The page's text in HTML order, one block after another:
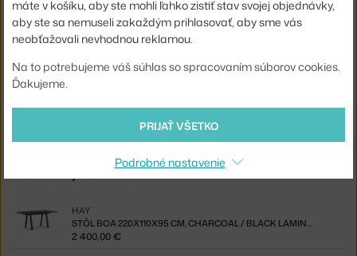
Kód produktu HAY-AE580-D404-AI43
Jste z Česka? Přejděte naStůl Boa 420x128x75 cm, charcoal /
oak
Shopping from the EU? Switch to
charcoal / oak
Z rovnakej kolekcie
STÔL BOA 220X110X95 CM, CHARCOAL / BLACK LAMINATE
HAY
2 400,00 €
máte v košíku, aby ste mohli ľahko zistiť stav svojej objednávky,
aby ste sa nemuseli zakaždým prihlasovať, aby sme vás
neobťažovali nevhodnou reklamou.
Na to potrebujeme váš súhlas so spracovaním súborov cookies.
Ďakujeme.
PRIJAŤ VŠETKO
Podrobné nastavenie